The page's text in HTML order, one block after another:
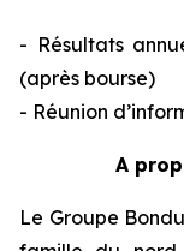
- Résultats
(après bourse)
- Réunion
A
Le Groupe